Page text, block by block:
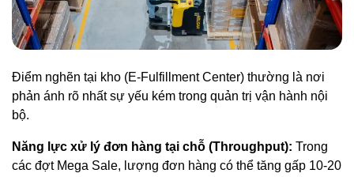
Điểm nghẽn tại kho (E-Fulfillment Center) thường là nơi
phản ánh rõ nhất sự yếu kém trong quản trị vận hành nội
bộ.
Năng lực xử lý đơn hàng tại chỗ (Throughput): Trong
các đợt Mega Sale, lượng đơn hàng có thể tăng gấp 10-20